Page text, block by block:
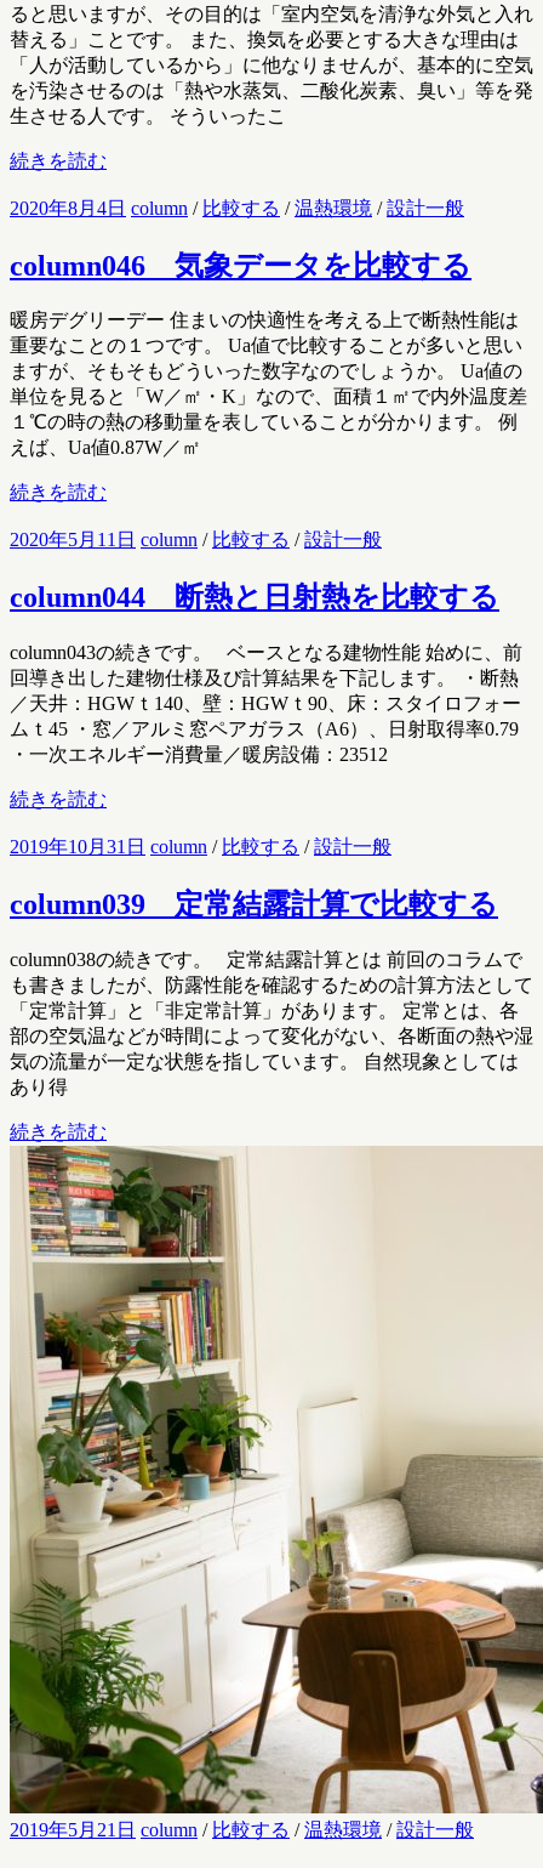
ると思いますが、その目的は「室内空気を清浄な外気と入れ
替える」ことです。 また、換気を必要とする大きな理由は
「人が活動しているから」に他なりませんが、基本的に空気
を汚染させるのは「熱や水蒸気、二酸化炭素、臭い」等を発
生させる人です。 そういったこ
続きを読む
2020年8月4日 column / 比較する /温熱環境 /設計一般
column046 気象データを比較する
暖房デグリーデー 住まいの快適性を考える上で断熱性能は
重要なことの１つです。 Ua値で比較することが多いと思い
ますが、そもそもどういった数字なのでしょうか。 Ua値の
単位を見ると「W／㎡・K」なので、面積１㎡で内外温度差
１℃の時の熱の移動量を表していることが分かります。 例
えば、Ua値0.87W／㎡
続きを読む
2020年5月11日 column / 比較する /設計一般
column044 断熱と日射熱を比較する
column043の続きです。 ベースとなる建物性能 始めに、前
回導き出した建物仕様及び計算結果を下記します。 ・断熱
／天井：HGWｔ140、壁：HGWｔ90、床：スタイロフォー
ムｔ45 ・窓／アルミ窓ペアガラス（A6）、日射取得率0.79
・一次エネルギー消費量／暖房設備：23512
続きを読む
2019年10月31日 column / 比較する /設計一般
column039 定常結露計算で比較する
column038の続きです。 定常結露計算とは 前回のコラムで
も書きましたが、防露性能を確認するための計算方法として
「定常計算」と「非定常計算」があります。 定常とは、各
部の空気温などが時間によって変化がない、各断面の熱や湿
気の流量が一定な状態を指しています。 自然現象としては
あり得
続きを読む
2019年5月21日 column / 比較する /温熱環境 /設計一般